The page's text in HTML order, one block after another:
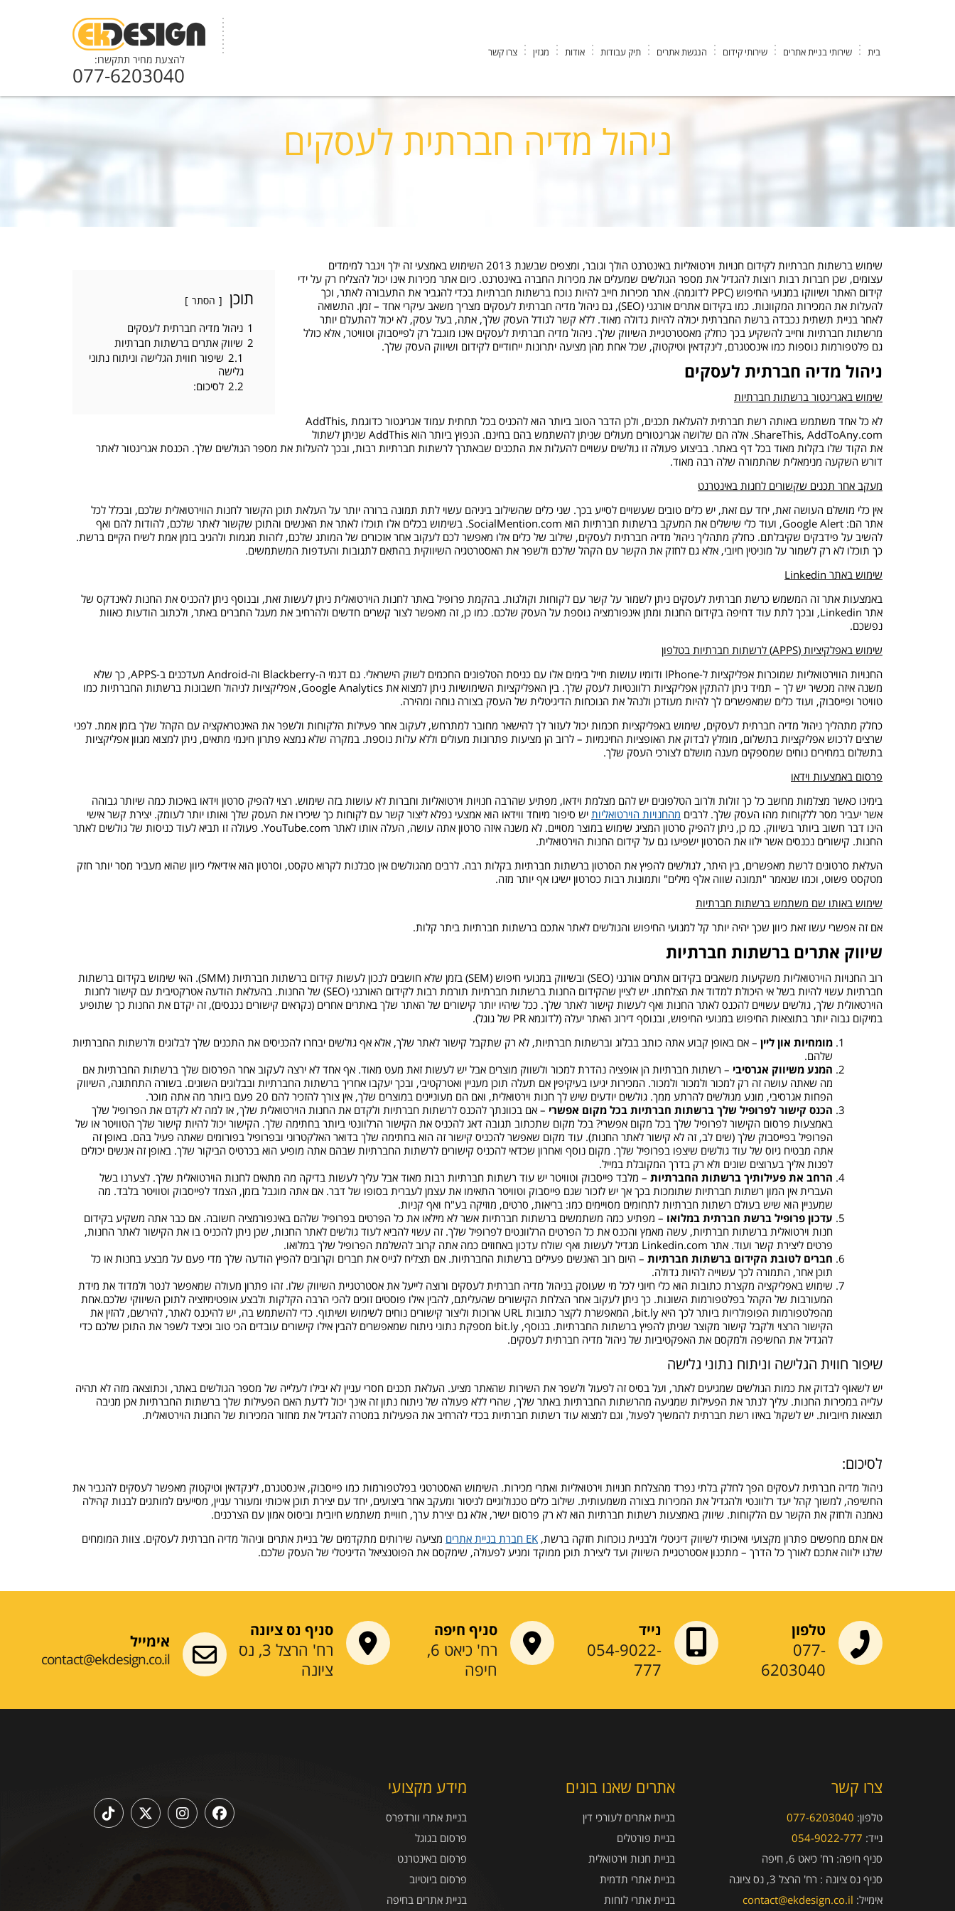
בית שירותי בניית אתרים שירותי קידום הנגשת אתרים תיק עבודות אודות מגזין צרו קשר
להצעת מחיר תתקשרו:
077-6203040
ניהול מדיה חברתית לעסקים
תוכן הסתר
1 ניהול מדיה חברתית לעסקים
2 שיווק אתרים ברשתות חברתיות
2.1 שיפור חווית הגלישה וניתוח נתוני
גלישה
2.2 לסיכום:
שימוש ברשתות חברתיות לקידום חנויות וירטואליות באינטרנט הולך וגובר, ומצפים שבשנת 2013 השימוש באמצעי זה ילך ויגבר למימדים
עצומים, שכן חברות רבות רוצות להגדיל את מספר הגולשים שמעלים את מכירות החברה באינטרנט. כיום אתר מכירות אינו יכול להצליח רק על ידי
קידום האתר ושיווקו במנועי החיפוש (PPC לדוגמה). אתר מכירות חייב להיות נוכח ברשתות חברתיות בכדי להגביר את התעבורה לאתר, וכך
להעלות את המכירות המקוונות. כמו בקידום אתרים אורגני (SEO), גם ניהול מדיה חברתית לעסקים מצריך משאב עיקרי אחד – זמן. התשואה
לאחר בניית תשתית נכבדה ברשת החברתית יכולה להיות גדולה מאוד. ללא קשר לגודל העסק שלך, אתה, בעל עסק, לא יכול להתעלם יותר
מרשתות חברתיות וחייב להשקיע בכך כחלק מאסטרטגיית השיווק שלך. ניהול מדיה חברתית לעסקים אינו מוגבל רק לפייסבוק וטוויטר, אלא כולל
גם פלטפורמות נוספות כמו אינסטגרם, לינקדאין וטיקטוק, שכל אחת מהן מציעה יתרונות ייחודיים לקידום ושיווק העסק שלך.
ניהול מדיה חברתית לעסקים
שימוש באגריגטור ברשתות חברתיות
לא כל אחד משתמש באותה רשת חברתית להעלאת תכנים, ולכן הדבר הטוב ביותר הוא להכניס בכל תחתית עמוד אגריגטור כדוגמת AddThis,
ShareThis, AddToAny.com. אלה הם שלושה אגריגטורים מעולים שניתן להשתמש בהם בחינם. הנפוץ ביותר הוא AddThis שניתן לשתול
את הקוד שלו בקלות מאוד בכל דף באתר. בביצוע פעולה זו גולשים עשויים להעלות את התכנים שבאתרך לרשתות חברתיות רבות, ובכך להעלות את מספר הגולשים שלך. הכנסת אגריגטור לאתר
דורש השקעה מנימאלית שהתמורה שלה רבה מאוד.
מעקב אחר תכנים שקשורים לחנות באינטרנט
אין כלי מושלם העושה זאת, יחד עם זאת, יש כלים טובים שעשויים לסייע בכך. שני כלים שהשילוב ביניהם עשוי לתת תמונה ברורה יותר על העלאת תוכן הקשור לחנות הווירטואלית שלכם, ובכלל לכל
אתר הם: Google Alert, ועוד כלי שישלים את המעקב ברשתות חברתיות הוא SocialMention.com. בשימוש בכלים אלו תוכלו לאתר את האנשים והתוכן שקשור לאתר שלכם, להודות להם ואף
להשיב על פידבקים שקיבלתם. כחלק מתהליך ניהול מדיה חברתית לעסקים, שילוב של כלים אלו מאפשר לכם לעקוב אחר אזכורים של המותג שלכם, לזהות מגמות ולהגיב בזמן אמת לשיח הקיים ברשת.
כך תוכלו לא רק לשמור על מוניטין חיובי, אלא גם לחזק את הקשר עם הקהל שלכם ולשפר את האסטרטגיה השיווקית בהתאם לתגובות והעדפות המשתמשים.
שימוש באתר Linkedin
באמצעות אתר זה המשמש כרשת חברתית לעסקים ניתן לשמור על קשר עם לקוחות וקולגות. בהקמת פרופיל באתר לחנות הוירטואלית ניתן לעשות זאת, ובנוסף ניתן להכניס את החנות לאינדקס של
אתר Linkedin, ובכך לתת עוד דחיפה בקידום החנות ומתן אינפורמציה נוספת על העסק שלכם. כמו כן, זה מאפשר לצור קשרים חדשים ולהרחיב את מעגל החברים באתר, ולכתוב הודעות כאוות
נפשכם.
שימוש באפלקיציות (APPS) לרשתות חברתיות בטלפון
החנויות הווירטואליות שמוכרות אפליקציות ל-IPhone ודומיו עושות חייל בימים אלו עם כניסת הטלפונים החכמים לשוק הישראלי. גם דגמי ה-Blackberry וה-Android מעדכנים ב-APPS, כך שלא
משנה איזה מכשיר יש לך – תמיד ניתן להתקין אפליקציות רלוונטיות לעסק שלך. בין האפליקציות השימושיות ניתן למצוא את Google Analytics, אפליקציות לניהול חשבונות ברשתות החברתיות כמו
טוויטר ופייסבוק, ועוד כלים שמאפשרים לך להיות מעודכן ולנהל את הנוכחות הדיגיטלית של העסק בצורה נוחה ומהירה.
כחלק מתהליך ניהול מדיה חברתית לעסקים, שימוש באפליקציות חכמות יכול לעזור לך להישאר מחובר למתרחש, לעקוב אחר פעילות הלקוחות ולשפר את האינטראקציה עם הקהל שלך בזמן אמת. לפני
שרצים לרכוש אפליקציות בתשלום, מומלץ לבדוק את האופציות החינמיות – לרוב הן מציעות פתרונות מעולים וללא עלות נוספת. במקרה שלא נמצא פתרון חינמי מתאים, ניתן למצוא מגוון אפליקציות
בתשלום במחירים נוחים שמספקים מענה מושלם לצורכי העסק שלך.
פרסום באמצעות וידאו
בימינו כאשר מצלמות מחשב כל כך זולות ולרוב הטלפונים יש להם מצלמת וידאו, מפתיע שהרבה חנויות וירטואליות וחברות לא עושות בזה שימוש. רצוי להפיק סרטון וידאו באיכות כמה שיותר גבוהה
אשר יעביר מסר ללקוחות מהו העסק שלך. לרבים מהחנויות הוירטואליות יש סיפור מיוחד ווידאו הוא אמצעי נפלא ליצור קשר עם לקוחות כך שיכירו את העסק שלך ואותו יותר לעומק. יצירת קשר אישי
הינו דבר חשוב ביותר בשיווק. כמ כן, ניתן להפיק סרטון המציג שימוש במוצר מסויים. לא משנה איזה סרטון אתה עושה, העלה אותו לאתר YouTube.com. פעולה זו תביא לעוד כניסות של גולשים לאתר
החנות. קישורים נכנסים אשר ילוו את הסרטון ישפיעו גם על קידום החנות הוירטואלית.
העלאת סרטונים לרשת מאפשרים, בין היתר, לגולשים להפיץ את הסרטון ברשתות חברתיות בקלות רבה. לרבים מהגולשים אין סבלנות לקרוא טקסט, וסרטון הוא אידיאלי כיוון שהוא מעביר מסר יותר חזק
מטקסט פשוט, וכמו שנאמר "תמונה שווה אלף מילים" ותמונות רבות כסרטון ישיגו אף יותר מזה.
שימוש באותו שם משתמש ברשתות חברתיות
אם זה אפשרי עשו זאת כיוון שכך יהיה יותר קל למנועי החיפוש והגולשים לאתר אתכם ברשתות חברתיות ביתר קלות.
שיווק אתרים ברשתות חברתיות
רוב החנויות הוירטואליות משקיעות משאבים בקידום אתרים אורגני (SEO) ובשיווק במנועי חיפוש (SEM) בזמן שלא חושבים לנכון לעשות קידום ברשתות חברתיות (SMM). האי שימוש בקידום ברשתות
חברתיות עשוי להיות בשל אי היכולת למדוד את הצלחתו. יש לציין שהקידום החנות ברשתות חברתיות תורמת רבות לקידום האורגני (SEO) של החנות. בהעלאת הודעה אטרקטיבית עם קישור לחנות
הוירטאולית שלך, גולשים עשויים להכנס לאתר החנות ואף לעשות קישור לאתר שלך. ככל שיהיו יותר קישורים של האתר שלך באתרים אחרים (נקראים קישורים נכנסים), זה יקדם את החנות כך שתופיע
במיקום גבוה יותר בתוצאות החיפוש במנועי החיפוש, ובנוסף דירוג האתר יעלה (לדוגמא PR של גוגל).
מומחיות און ליין – אם באופן קבוע אתה כותב בבלוג וברשתות חברתיות, לא רק שתקבל קישור לאתר שלך, אלא אף גולשים יבחרו להכניסים את התכנים שלך לבלוגים ולרשתות החברתיות
שלהם.
המנע משיווק אגרסיבי – רשתות חברתיות הן אופציה נהדרת למכור ולשווק מוצרים אבל יש לעשות זאת מעט מאוד. אף אחד לא ירצה לעקוב אחר הפרסום שלך ברשתות החברתיות אם
מה שאתה עושה זה רק למכור ולמכור ולמכור. המכירות יגיעו בעיקיפין אם תעלה תוכן מעניין ואטרקטיבי, ובכך יעקבו אחריך ברשתות החברתיות ובבלוגים השונים. בשורה התחתונה, השיווק
הפחות אגרסיבי, מונע מגולשים להרתע ממך. גולשים יודעים שיש לך חנות וירטואלית, ואם הם מעוניינים במוצרים שלך, אין צורך להזכיר להם 20 פעם ביותר מה אתה מוכר.
הכנס קישור לפרופיל שלך ברשתות חברתיות בכל מקום אפשרי – אם בכוונתך להכנס לרשתות חברתיות ולקדם את החנות הוירטואלית שלך, אז למה לא לקדם את הפרופיל שלך
באמצעות פרסום הקישור לפרופיל שלך בכל מקום אפשרי? בכל מקום שתכתוב תגובה דאג להכניס את הקישור הרלוונטי ביותר בחתימה שלך. הקישור יכול להיות קישור שלך הטוויטר או של
הפרופיל בפייסבוק שלך (שים לב, זה לא קישור לאתר החנות). עוד מקום שאפשר להכניס קישור זה הוא בחתימה שלך בדואר האלקטרוני ובפרופיל בפורומים שאתה פעיל בהם. באופן זה
אתה מבטיח גיוס של עוד גולשים שיצפו בפרופיל שלך. מקום נוסף ואחרון שכדאי להכניס קישורים לרשתות החברתיות שבהם אתה מופיע הוא בכרטיס הביקור שלך. באופן זה אנשים יכולים
לפנות אליך בערוצים שונים ולא רק בדרך המקובלת במייל.
הרחב את פעילותיך ברשתות החברתיות – מלבד פייסבוק וטוויטר יש עוד רשתות חברתיות רבות מאוד אבל עליך לעשות בדיקה מה מתאים לחנות הוירטואלית שלך. לצערנו בשל
העברית אין המון רשתות חברתיות שתומכות בכך אך יש לזכור שגם פייסבוק וטוויטר התאימו את עצמן לעברית בסופו של דבר. אם אתה מוגבל בזמן, הצמד לפייסבוק וטוויטר בלבד. מה
שמעניין הוא שיש בעולם רשתות חברתיות לתחומים מסויימים כמו: בריאות, סרטים, מוזיקה בע"ח ואף קניות.
עדכון פרופיל ברשת חברתית במלואו – מפתיע כמה משתמשים ברשתות חברתיות אשר לא מילאו את כל הפרטים בפרופיל שלהם באינפורמציה חשובה. אם כבר אתה משקיע בקידום
חנות וירטואלית ברשתות חברתיות, עשה מאמץ והכנס את כל הפרטים הרלוונטים לפרופיל שלך. זה עשוי להביא לעוד גולשים לאתר החנות, שכן ניתן להכניס בו את הקישור לאתר החנות,
פרטים ליצירת קשר ועוד. אתר Linkedin.com מגדיל לעשות ואף שולח עדכון באחוזים כמה אתה קרוב להשלמת הפרופיל שלך במלואו.
חברים לטובת הקידום ברשתות חברתיות – היום רוב האנשים פעילים ברשתות החברתיות. אם תצליח לגייס את חברים וקרובים להפיץ הודעה שלך מדי פעם על מבצע בחנות או כל
תוכן אחר, התמורה לכך עשוייה להיות גדולה.
שימוש באפליקציה מקצרת כתובות הוא כלי חיוני לכל מי שעוסק בניהול מדיה חברתית לעסקים ורוצה לייעל את אסטרטגיית השיווק שלו. זהו פתרון מעולה שמאפשר לנטר ולמדוד את מידת
המעורבות של הקהל בפלטפורמות השונות. כך ניתן לעקוב אחר הצלחת הקישורים שהעליתם, להבין אילו פוסטים זוכים להכי הרבה הקלקות ולבצע אופטימיזציה לתוכן השיווקי שלכם.אחת
מהפלטפורמות הפופולריות ביותר לכך היא bit.ly, המאפשרת לקצר כתובות URL ארוכות וליצור קישורים נוחים לשימוש ושיתוף. כדי להשתמש בה, יש להיכנס לאתר, להירשם, להזין את
הקישור הרצוי ולקבל קישור מקוצר שניתן להפיץ ברשתות החברתיות. בנוסף, bit.ly מספקת נתוני ניתוח שמאפשרים להבין אילו קישורים עובדים הכי טוב וכיצד לשפר את התוכן שלכם כדי
להגדיל את החשיפה ולמקסם את האפקטיביות של ניהול מדיה חברתית לעסקים.
שיפור חווית הגלישה וניתוח נתוני גלישה
יש לשאוף לבדוק את כמות הגולשים שמגיעים לאתר, ועל בסיס זה לפעול ולשפר את השירות שהאתר מציע. העלאת תכנים חסרי עניין לא יבילו לעלייה של מספר הגולשים באתר, וכתוצאה מזה לא תהיה
עלייה במכירות החנות. עליך לנתר את הפעילות שמגיעה מהרשתות החברתיות באתר שלך, שהרי ללא פעולה של ניתוח נתון זה אינך יכול לדעת האם הפעילות שלך ברשתות החברתיות אכן מניבה
תוצאות חיוביות. יש לשקול באיזו רשת חברתית להמשיך לפעול, וגם למצוא עוד רשתות חברתיות בכדי להרחיב את הפעילות במטרה להגדיל את מחזור המכירות של החנות הוירטואלית.
לסיכום:
ניהול מדיה חברתית לעסקים הפך לחלק בלתי נפרד מהצלחת חנויות וירטואליות ואתרי מכירות. השימוש האסטרטגי בפלטפורמות כמו פייסבוק, אינסטגרם, לינקדאין וטיקטוק מאפשר לעסקים להגביר את
החשיפה, למשוך קהל יעד רלוונטי ולהגדיל את המכירות בצורה משמעותית. שילוב כלים טכנולוגיים לניטור ומעקב אחר ביצועים, יחד עם יצירת תוכן איכותי ומעורר עניין, מסייעים למותגים לבנות קהילה
נאמנה ולחזק את הקשר עם הלקוחות. שיווק באמצעות רשתות חברתיות הוא לא רק פרסום ישיר, אלא גם יצירת ערך, חוויית משתמש חיובית וביסוס אמון עם הצרכנים.
אם אתם מחפשים פתרון מקצועי ואיכותי לשיווק דיגיטלי ולבניית נוכחות חזקה ברשת, EK חברת בניית אתרים
מציעה שירותים מתקדמים של בניית אתרים וניהול מדיה חברתית לעסקים. צוות המומחים
שלנו ילווה אתכם לאורך כל הדרך – מתכנון אסטרטגיית השיווק ועד ליצירת תוכן ממוקד ומניע לפעולה, שימקסם את הפוטנציאל הדיגיטלי של העסק שלכם.
טלפון
077-
6203040
נייד
054-9022-
777
סניף חיפה
רח' כיאט 6,
חיפה
סניף נס ציונה
רח' הרצל 3, נס
ציונה
אימייל
contact@ekdesign.co.il
צרו קשר
טלפון: 077-6203040
נייד: 054-9022-777
סניף חיפה: רח' כיאט 6, חיפה
סניף נס ציונה : רח' הרצל 3, נס ציונה
אימייל: contact@ekdesign.co.il
אתרים שאנו בונים
בניית אתרים לעורכי דין
בניית פורטלים
בניית חנות וירטואלית
בניית אתרי תדמית
בניית אתרי לוחות
מידע מקצועי
בניית אתרי וורדפרס
פרסום בגוגל
פרסום באינטרנט
פרסום ביוטיוב
בניית אתרים בחיפה